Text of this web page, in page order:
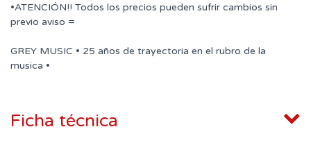
•ATENCIÓN!! Todos los precios pueden sufrir cambios sin
previo aviso =
GREY MUSIC • 25 años de trayectoria en el rubro de la
musica •
Ficha técnica